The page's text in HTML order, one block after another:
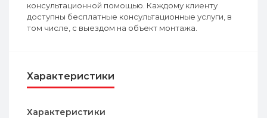
консультационной помощью. Каждому клиенту
доступны бесплатные консультационные услуги, в
том числе, с выездом на объект монтажа.
Характеристики
Характеристики